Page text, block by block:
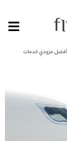
بأفضل مزودي خدمات